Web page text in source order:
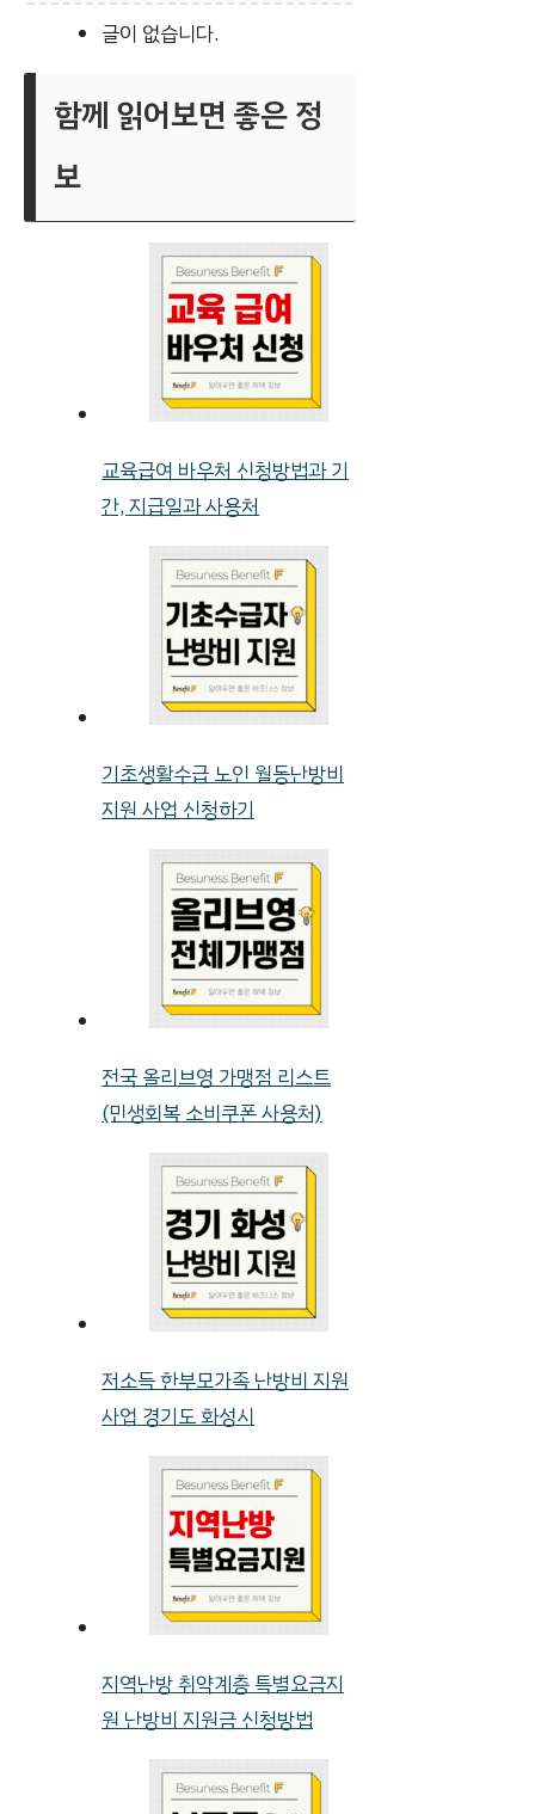
글이 없습니다.
함께 읽어보면 좋은 정
보
교육급여 바우처 신청방법과 기
간, 지급일과 사용처
기초생활수급 노인 월동난방비
지원 사업 신청하기
전국 올리브영 가맹점 리스트
(민생회복 소비쿠폰 사용처)
저소득 한부모가족 난방비 지원
사업 경기도 화성시
지역난방 취약계층 특별요금지
원 난방비 지원금 신청방법